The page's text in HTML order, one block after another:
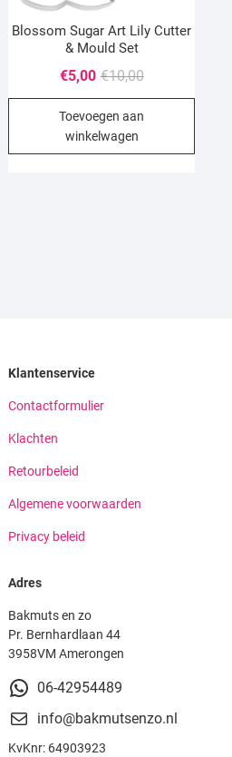
Blossom Sugar Art Lily Cutter
& Mould Set
€10,00Oorspronkelijke
prijs
was:
€5,00
Huidige
prijs
is:
Toevoegen aan
winkelwagen
Klantenservice
Contactformulier
Klachten
Retourbeleid
Algemene voorwaarden
Privacy beleid
Adres
Bakmuts en zo
Pr. Bernhardlaan 44
3958VM Amerongen
06-42954489
info@bakmutsenzo.nl
KvKnr: 64903923